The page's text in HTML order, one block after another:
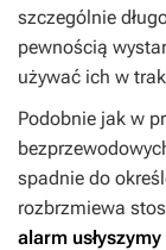
szczególnie
pewnością
używać ich w
Podobnie jak w
spadnie do
rozbrzmiewa
alarm